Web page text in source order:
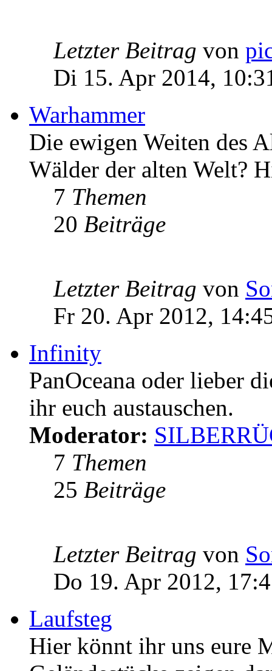
Letzter Beitrag von
Di 15. Apr 2014,
Warhammer
Die ewigen Weiten des
Wälder der alten Welt?
7 Themen
20 Beiträge
Letzter Beitrag von
Fr 20. Apr 2012,
Infinity
PanOceana oder lieber
ihr euch austauschen.
Moderator:
7 Themen
25 Beiträge
Letzter Beitrag von
Do 19. Apr 2012,
Laufsteg
Hier könnt ihr uns eure